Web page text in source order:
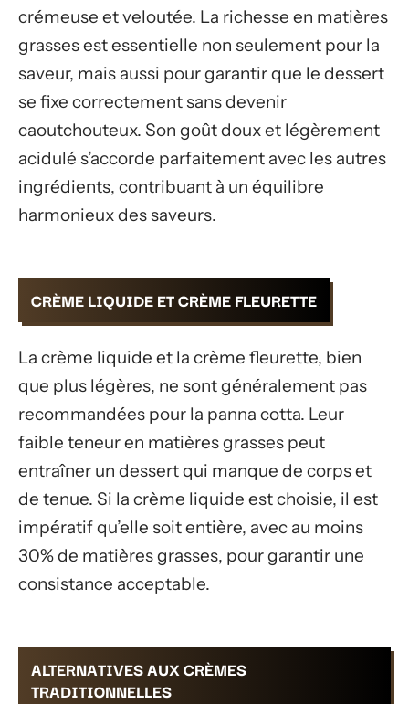
crémeuse et veloutée. La richesse en matières
grasses est essentielle non seulement pour la
saveur, mais aussi pour garantir que le dessert
se fixe correctement sans devenir
caoutchouteux. Son goût doux et légèrement
acidulé s’accorde parfaitement avec les autres
ingrédients, contribuant à un équilibre
harmonieux des saveurs.
CRÈME LIQUIDE ET CRÈME FLEURETTE
La crème liquide et la crème fleurette, bien
que plus légères, ne sont généralement pas
recommandées pour la panna cotta. Leur
faible teneur en matières grasses peut
entraîner un dessert qui manque de corps et
de tenue. Si la crème liquide est choisie, il est
impératif qu’elle soit entière, avec au moins
30% de matières grasses, pour garantir une
consistance acceptable.
ALTERNATIVES AUX CRÈMES
TRADITIONNELLES